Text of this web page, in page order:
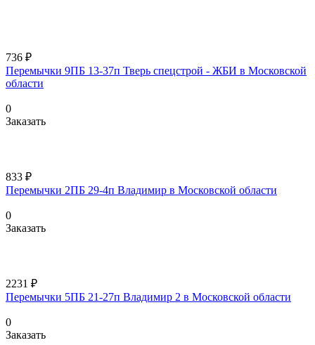
736 ₽
Перемычки 9ПБ 13-37п Тверь спецстрой - ЖБИ в Московской
области
0
Заказать
833 ₽
Перемычки 2ПБ 29-4п Владимир в Московской области
0
Заказать
2231 ₽
Перемычки 5ПБ 21-27п Владимир 2 в Московской области
0
Заказать